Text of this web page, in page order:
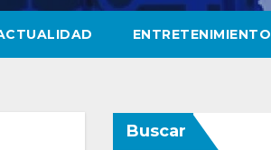
ENTRETENIMIENTO
Buscar